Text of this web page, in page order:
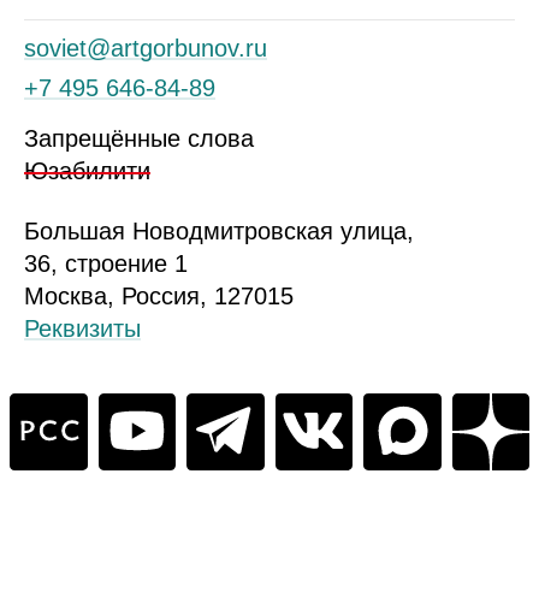
soviet@artgorbunov.ru
+7 495 646‑84‑89
Запрещённые слова
Юзабилити
Большая Новодмитровская улица,
36, строение 1
Москва, Россия, 127015
Реквизиты